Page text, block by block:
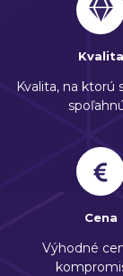
Kvalita
Kvalita, na ktorú
Cena
Výhodné